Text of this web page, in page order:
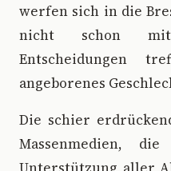
werfen sich in die
nicht schon mit
Entscheidungen
angeborenes
Die schier
Massenmedien,